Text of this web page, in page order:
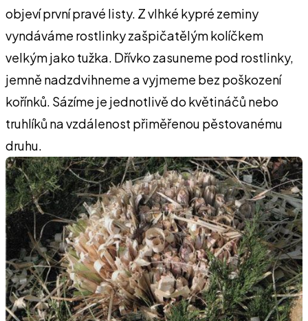
objeví první pravé listy. Z vlhké kypré zeminy
vyndáváme rostlinky zašpičatělým kolíčkem
velkým jako tužka. Dřívko zasuneme pod rostlinky,
jemně nadzdvihneme a vyjmeme bez poškození
kořínků. Sázíme je jednotlivě do květináčů nebo
truhlíků na vzdálenost přiměřenou pěstovanému
druhu.